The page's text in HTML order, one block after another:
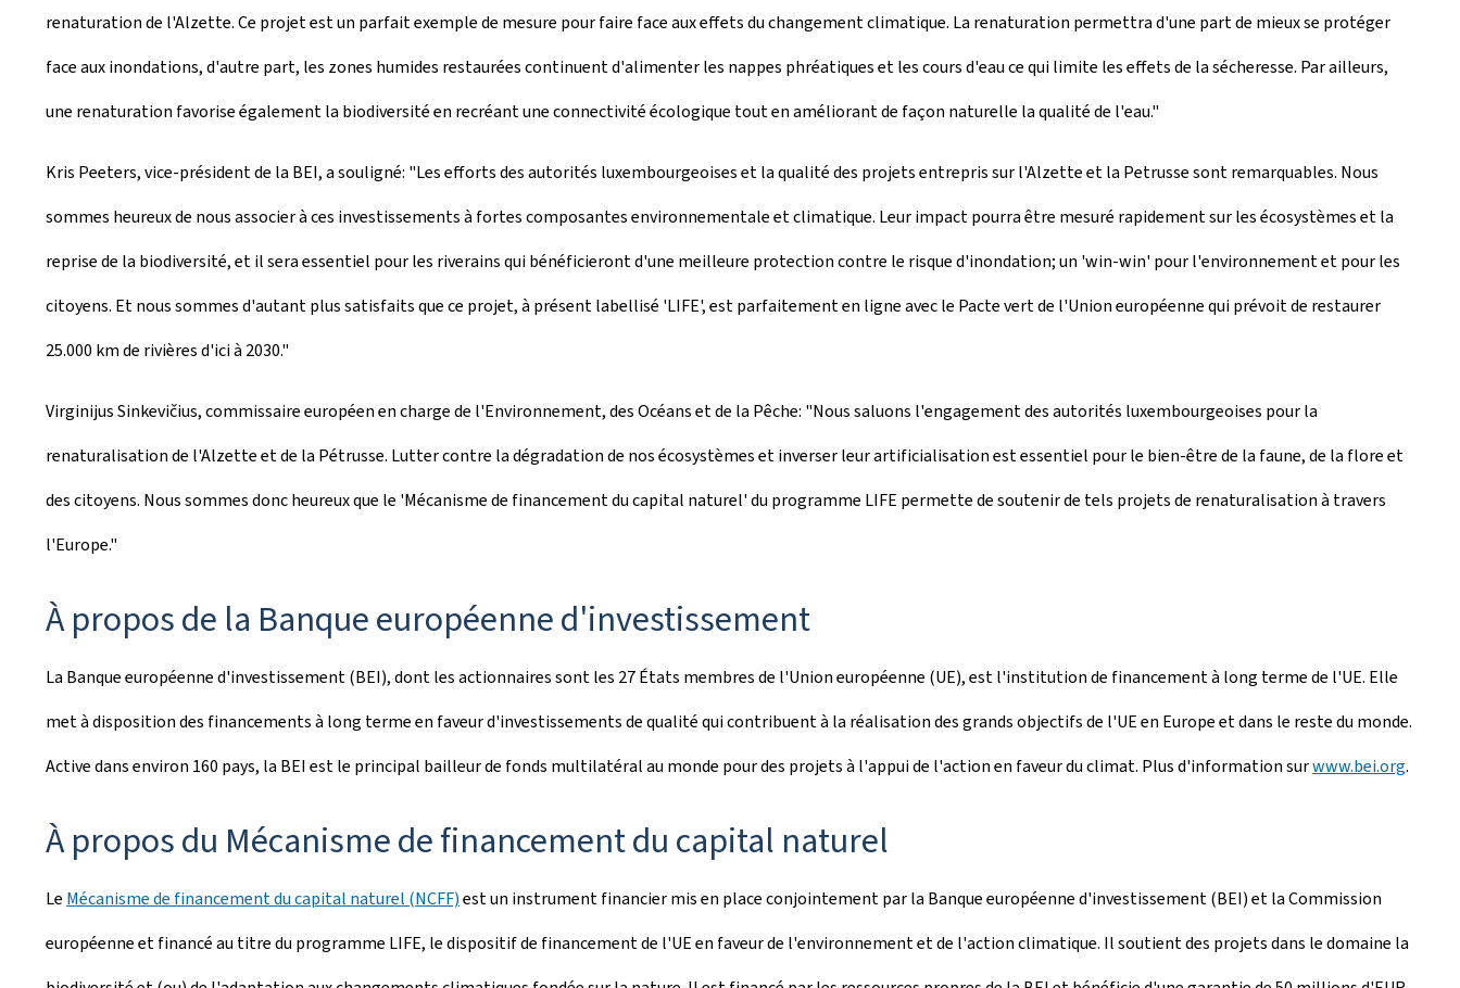
renaturation de l'Alzette. Ce projet est un parfait exemple de mesure pour faire face aux effets du changement climatique. La renaturation permettra d'une part de mieux se protéger
face aux inondations, d'autre part, les zones humides restaurées continuent d'alimenter les nappes phréatiques et les cours d'eau ce qui limite les effets de la sécheresse. Par ailleurs,
une renaturation favorise également la biodiversité en recréant une connectivité écologique tout en améliorant de façon naturelle la qualité de l'eau."
Kris Peeters, vice-président de la BEI, a souligné: "Les efforts des autorités luxembourgeoises et la qualité des projets entrepris sur l'Alzette et la Petrusse sont remarquables. Nous
sommes heureux de nous associer à ces investissements à fortes composantes environnementale et climatique. Leur impact pourra être mesuré rapidement sur les écosystèmes et la
reprise de la biodiversité, et il sera essentiel pour les riverains qui bénéficieront d'une meilleure protection contre le risque d'inondation; un 'win-win' pour l'environnement et pour les
citoyens. Et nous sommes d'autant plus satisfaits que ce projet, à présent labellisé 'LIFE', est parfaitement en ligne avec le Pacte vert de l'Union européenne qui prévoit de restaurer
25.000 km de rivières d'ici à 2030."
Virginijus Sinkevičius, commissaire européen en charge de l'Environnement, des Océans et de la Pêche: "Nous saluons l'engagement des autorités luxembourgeoises pour la
renaturalisation de l'Alzette et de la Pétrusse. Lutter contre la dégradation de nos écosystèmes et inverser leur artificialisation est essentiel pour le bien-être de la faune, de la flore et
des citoyens. Nous sommes donc heureux que le 'Mécanisme de financement du capital naturel' du programme LIFE permette de soutenir de tels projets de renaturalisation à travers
l'Europe."
À propos de la Banque européenne d'investissement
La Banque européenne d'investissement (BEI), dont les actionnaires sont les 27 États membres de l'Union européenne (UE), est l'institution de financement à long terme de l'UE. Elle
met à disposition des financements à long terme en faveur d'investissements de qualité qui contribuent à la réalisation des grands objectifs de l'UE en Europe et dans le reste du monde.
Active dans environ 160 pays, la BEI est le principal bailleur de fonds multilatéral au monde pour des projets à l'appui de l'action en faveur du climat. Plus d'information surwww.bei.org.
À propos du Mécanisme de financement du capital naturel
Le Mécanisme de financement du capital naturel (NCFF)est un instrument financier mis en place conjointement par la Banque européenne d'investissement (BEI) et la Commission
européenne et financé au titre du programme LIFE, le dispositif de financement de l'UE en faveur de l'environnement et de l'action climatique. Il soutient des projets dans le domaine la